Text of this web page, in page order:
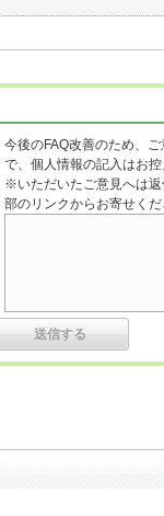
今後のFAQ改善のため、
で、個人情報の記入はお控
※いただいたご意見へは
部のリンクからお寄せくだ